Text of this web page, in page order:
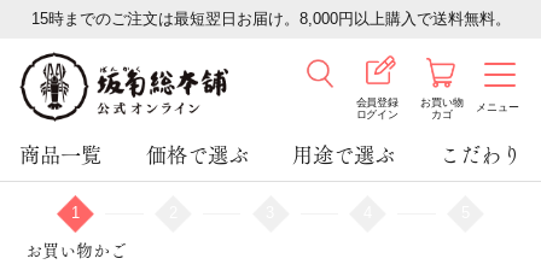
15時までのご注文は最短翌日お届け。8,000円以上購入で送料無料。
会員登録
ログイン
お買い物
カゴ
メニュー
商品一覧 価格で選ぶ 用途で選ぶ こだわり
1
お買い物かご